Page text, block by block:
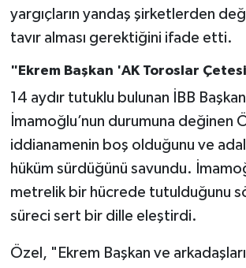
yargıçların yandaş şirketlerden
tavır alması gerektiğini ifade etti.
"Ekrem Başkan 'AK Toroslar
14 aydır tutuklu bulunan İBB
İmamoğlu’nun durumuna değinen
iddianamenin boş olduğunu ve
hüküm sürdüğünü savundu.
metrelik bir hücrede tutulduğunu
süreci sert bir dille eleştirdi.
Özel, "Ekrem Başkan ve